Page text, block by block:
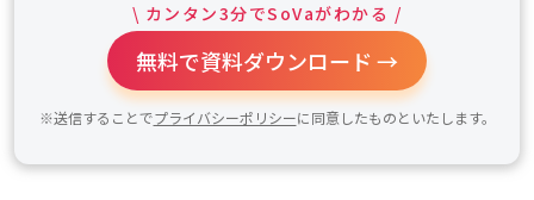
\ カンタン3分でSoVaがわかる /
無料で資料ダウンロード →
※送信することでプライバシーポリシーに同意したものといたします。